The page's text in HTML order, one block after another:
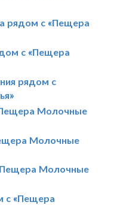
рядом с «Пещера
с «Пещера
рядом с
Молочные
Молочные
Молочные
с «Пещера